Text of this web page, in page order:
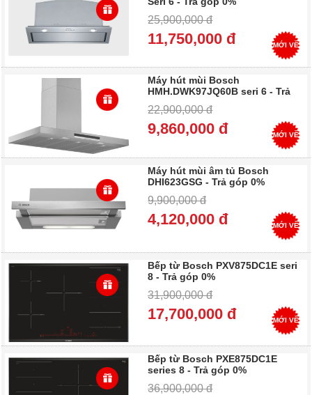
25,900,000 đ
11,750,000 đ MỚI VỀ
Máy hút mùi Bosch
HMH.DWK97JQ60B seri 6 - Trả
22,900,000 đ
9,860,000 đ MỚI VỀ
Máy hút mùi âm tủ Bosch
DHI623GSG - Trả góp 0%
9,900,000 đ
4,120,000 đ MỚI VỀ
Bếp từ Bosch PXV875DC1E seri
8 - Trả góp 0%
31,900,000 đ
17,700,000 đ MỚI VỀ
Bếp từ Bosch PXE875DC1E
series 8 - Trả góp 0%
36,900,000 đ